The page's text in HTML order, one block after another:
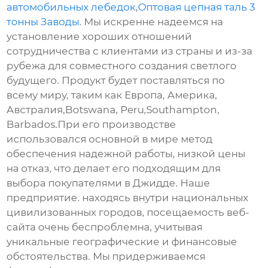
автомобильных лебедок,Оптовая цепная таль 3
тонны Заводы. Мы искренне надеемся на
установление хороших отношений
сотрудничества с клиентами из страны и из-за
рубежа для совместного создания светлого
будущего. Продукт будет поставляться по
всему миру, таким как Европа, Америка,
Австралия,Botswana, Peru,Southampton,
Barbados.При его производстве
использовался основной в мире метод
обеспечения надежной работы, низкой цены
на отказ, что делает его подходящим для
выбора покупателями в Джидде. Наше
предприятие. находясь внутри национальных
цивилизованных городов, посещаемость веб-
сайта очень беспроблемна, учитывая
уникальные географические и финансовые
обстоятельства. Мы придерживаемся